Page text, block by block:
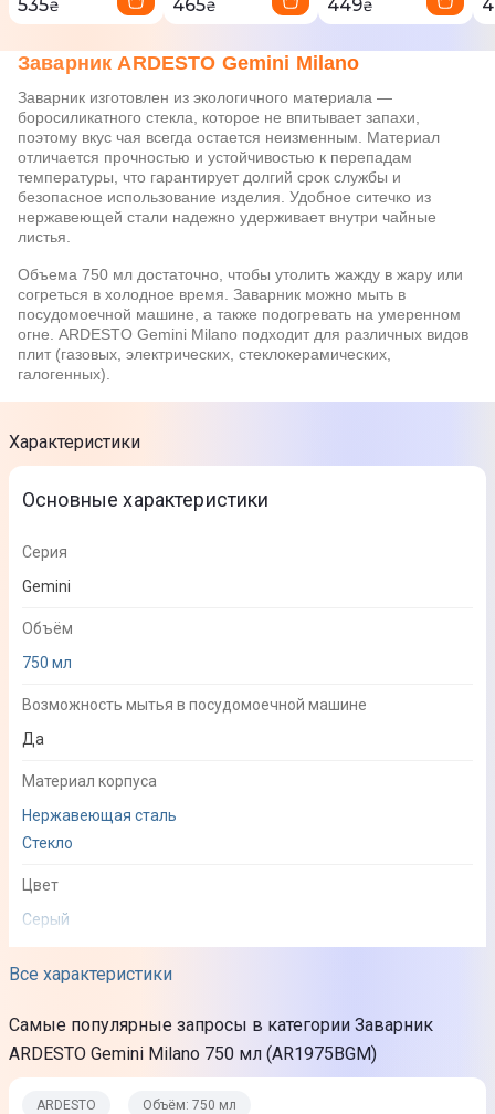
535₴ 465₴ 449₴
Заварник ARDESTO Gemini Milano
Заварник изготовлен из экологичного материала —
боросиликатного стекла, которое не впитывает запахи,
поэтому вкус чая всегда остается неизменным. Материал
отличается прочностью и устойчивостью к перепадам
температуры, что гарантирует долгий срок службы и
безопасное использование изделия. Удобное ситечко из
нержавеющей стали надежно удерживает внутри чайные
листья.
Объема 750 мл достаточно, чтобы утолить жажду в жару или
согреться в холодное время. Заварник можно мыть в
посудомоечной машине, а также подогревать на умеренном
огне. ARDESTO Gemini Milano подходит для различных видов
плит (газовых, электрических, стеклокерамических,
галогенных).
Характеристики
Все характеристики
Основные характеристики
Серия
Gemini
Объём
750 мл
Возможность мытья в посудомоечной машине
Да
Материал корпуса
Нержавеющая сталь
Стекло
Цвет
Серый
Прозрачный
Особенности
Совместимость с плитами: газовые, электрические,
стеклокерамические, галогенные
Термостойкость: -20…+150 °C
Самые популярные запросы в категории Заварник
ARDESTO Gemini Milano 750 мл (AR1975BGM)
ARDESTO Объём: 750 мл